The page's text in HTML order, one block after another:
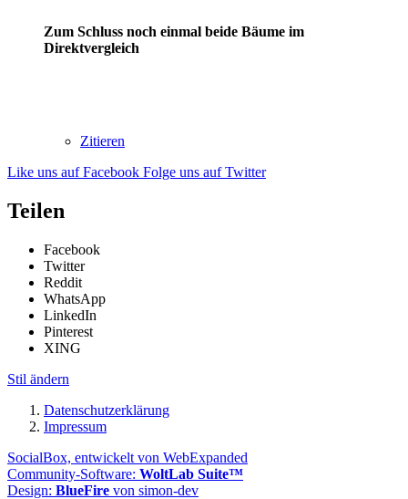
Zum Schluss noch einmal beide Bäume im
Direktvergleich
Zitieren
Like uns auf Facebook Folge uns auf Twitter
Teilen
Facebook
Twitter
Reddit
WhatsApp
LinkedIn
Pinterest
XING
Stil ändern
Datenschutzerklärung
Impressum
SocialBox, entwickelt von WebExpanded
Community-Software: WoltLab Suite™
Design: BlueFire von simon-dev